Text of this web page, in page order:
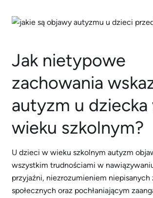
Jak nietypowe
zachowania
autyzm u dziecka
wieku szkolnym?
U dzieci w wieku szkolnym autyzm
wszystkim trudnościami w
przyjaźni, niezrozumieniem niepisanych
społecznych oraz pochłaniającym